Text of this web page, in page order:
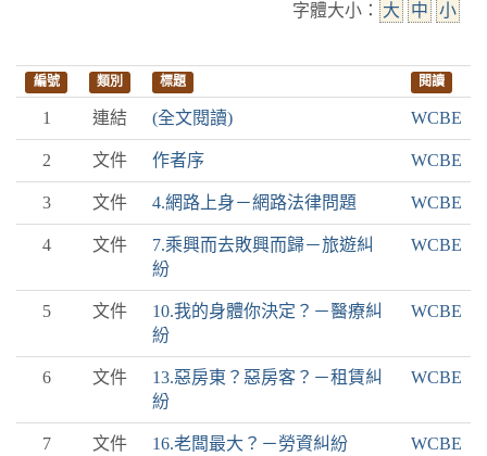
字體大小： 大 中 小
編號 類別 標題 閱讀
1 連結 (全文閱讀) WCBE
2 文件 作者序 WCBE
3 文件 4.網路上身－網路法律問題 WCBE
4 文件
7.乘興而去敗興而歸－旅遊糾
紛
WCBE
5 文件
10.我的身體你決定？－醫療糾
紛
WCBE
6 文件
13.惡房東？惡房客？－租賃糾
紛
WCBE
7 文件 16.老闆最大？－勞資糾紛 WCBE